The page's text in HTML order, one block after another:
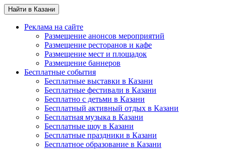
Найти в Казани
Реклама на сайте
Размещение анонсов мероприятий
Размещение ресторанов и кафе
Размещение мест и площадок
Размещение баннеров
Бесплатные события
Бесплатные выставки в Казани
Бесплатные фестивали в Казани
Бесплатно с детьми в Казани
Бесплатный активный отдых в Казани
Бесплатная музыка в Казани
Бесплатные шоу в Казани
Бесплатные праздники в Казани
Бесплатное образование в Казани